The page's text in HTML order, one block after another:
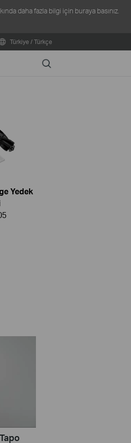
daha fazla bilgi için buraya basınız.
Türkiye / Türkçe
Search
Yedek